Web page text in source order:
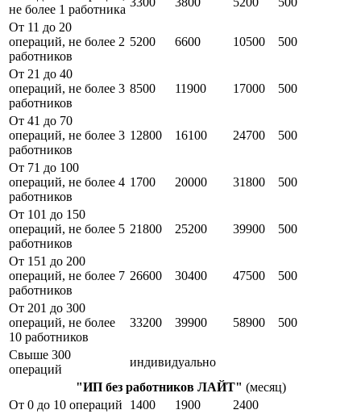
не более 1 работника
От 11 до 20
операций, не более 2
работников
5200 6600 10500 500
От 21 до 40
операций, не более 3
работников
8500 11900 17000 500
От 41 до 70
операций, не более 3
работников
12800 16100 24700 500
От 71 до 100
операций, не более 4
работников
1700 20000 31800 500
От 101 до 150
операций, не более 5
работников
21800 25200 39900 500
От 151 до 200
операций, не более 7
работников
26600 30400 47500 500
От 201 до 300
операций, не более
10 работников
33200 39900 58900 500
Свыше 300
операций
индивидуально
"ИП без работников ЛАЙТ" (месяц)
От 0 до 10 операций
1400 1900 2400